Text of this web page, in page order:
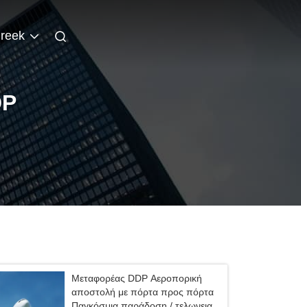
Μεταφορέας DDP Αεροπορική
αποστολή με πόρτα προς πόρτα